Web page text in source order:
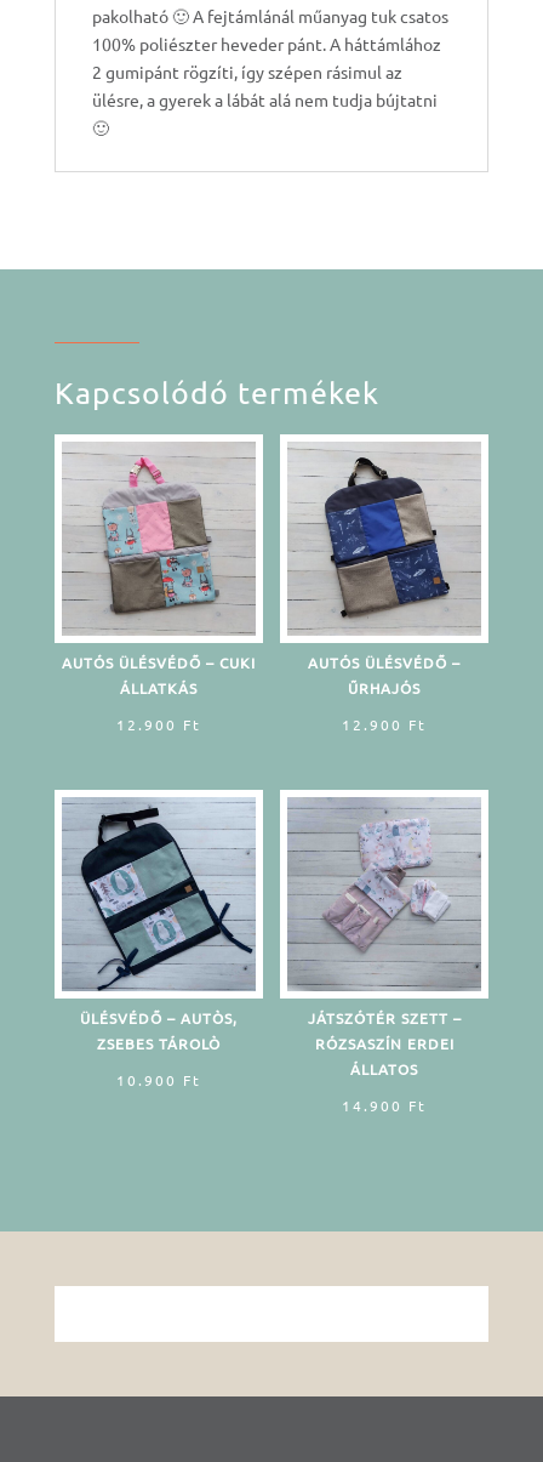
pakolható 🙂 A fejtámlánál műanyag tuk csatos
100% poliészter heveder pánt. A háttámlához
2 gumipánt rögzíti, így szépen rásimul az
ülésre, a gyerek a lábát alá nem tudja bújtatni
🙂
Kapcsolódó termékek
AUTÓS ÜLÉSVÉDŐ – CUKI
ÁLLATKÁS
12.900 Ft
AUTÓS ÜLÉSVÉDŐ –
ŰRHAJÓS
12.900 Ft
ÜLÉSVÉDŐ – AUTÒS,
ZSEBES TÁROLÒ
10.900 Ft
JÁTSZÓTÉR SZETT –
RÓZSASZÍN ERDEI
ÁLLATOS
14.900 Ft